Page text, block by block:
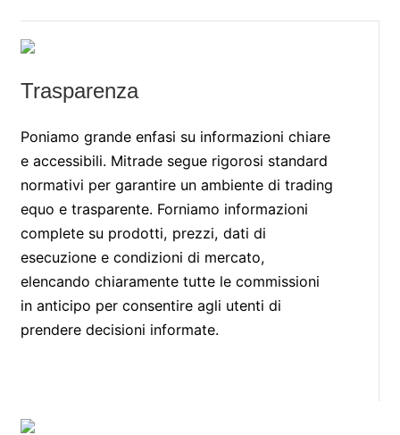
Trasparenza
Poniamo grande enfasi su informazioni chiare
e accessibili. Mitrade segue rigorosi standard
normativi per garantire un ambiente di trading
equo e trasparente. Forniamo informazioni
complete su prodotti, prezzi, dati di
esecuzione e condizioni di mercato,
elencando chiaramente tutte le commissioni
in anticipo per consentire agli utenti di
prendere decisioni informate.